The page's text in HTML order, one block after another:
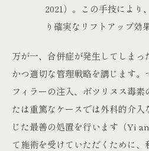
2021）。この手技により
り確実なリフトアップ効
万が一、合併症が発生してしま
かつ適切な管理戦略を講じます。
フィラーの注入、ボツリヌス毒素
たは重篤なケースでは外科的介
じた最善の処置を行います（Yi
て施術を受けていただくために